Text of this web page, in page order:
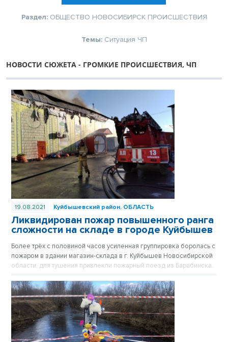
Раздел: ОБЩЕСТВО НОВОСИБИРСК ПРОИСШЕСТВИЯ
Темы: Ситуация ЧП
НОВОСТИ СЮЖЕТА - ГРОМКИЕ ПРОИСШЕСТВИЯ, ЧП
19.08.2021 Куйбышевский район. ОБЛАСТЬ
Ликвидирован пожар повышенного ранга
сложности на складе в городе Куйбышев
Более трёх с половиной часов усиленная группировка боролась с
пожаром в здании магазин-склада в г. Куйбышев Новосибирской
области, для тушения привлекли пожарный поезд из Барабинска.